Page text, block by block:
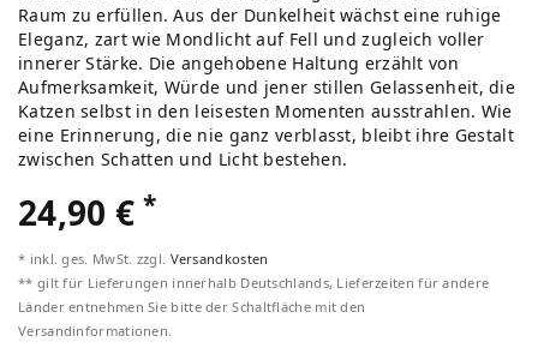
Raum zu erfüllen. Aus der Dunkelheit wächst eine ruhige
Eleganz, zart wie Mondlicht auf Fell und zugleich voller
innerer Stärke. Die angehobene Haltung erzählt von
Aufmerksamkeit, Würde und jener stillen Gelassenheit, die
Katzen selbst in den leisesten Momenten ausstrahlen. Wie
eine Erinnerung, die nie ganz verblasst, bleibt ihre Gestalt
zwischen Schatten und Licht bestehen.
24,90 €*
* inkl. ges. MwSt. zzgl. Versandkosten
** gilt für Lieferungen innerhalb Deutschlands, Lieferzeiten für andere
Länder entnehmen Sie bitte der Schaltfläche mit den
Versandinformationen.